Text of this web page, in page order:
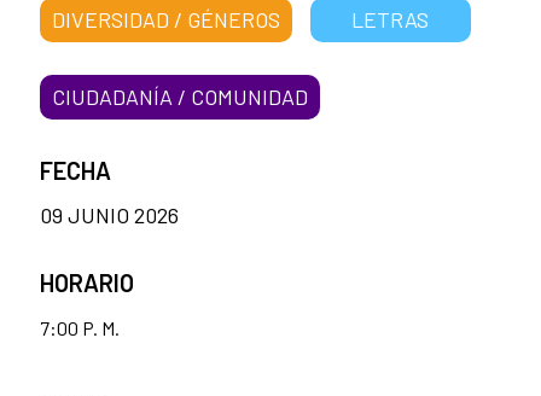
DIVERSIDAD / GÉNEROS LETRAS
CIUDADANÍA / COMUNIDAD
FECHA
09 JUNIO 2026
HORARIO
7:00 P. M.